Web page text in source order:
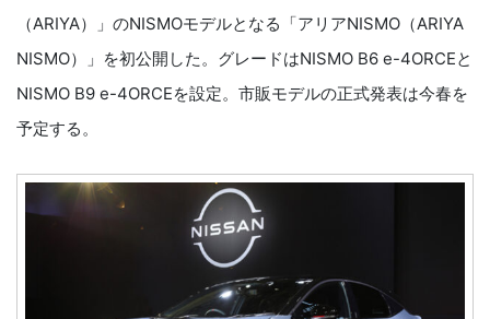
（ARIYA）」のNISMOモデルとなる「アリアNISMO（ARIYA
NISMO）」を初公開した。グレードはNISMO B6 e-4ORCEと
NISMO B9 e-4ORCEを設定。市販モデルの正式発表は今春を
予定する。